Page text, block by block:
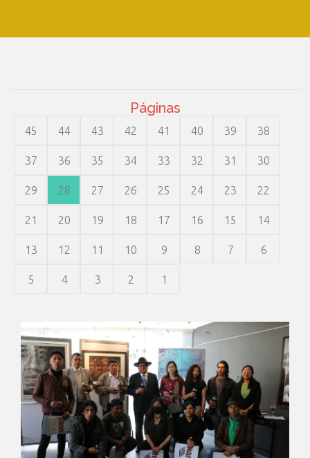
Páginas
45 44 43 42 41 40 39 38
37 36 35 34 33 32 31 30
29 28 27 26 25 24 23 22
21 20 19 18 17 16 15 14
13 12 11 10 9 8 7 6
5 4 3 2 1